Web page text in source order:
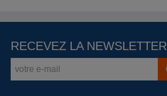
RECEVEZ LA NEWSLETTER